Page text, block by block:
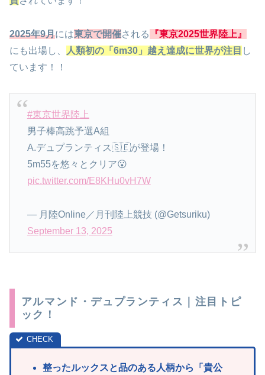
2025年9月には東京で開催される
『東京2025世界陸上』
にも出場し、
人類初の「6m30」越え達成に世界が注目 し
ています！！
#東京世界陸上
男子棒高跳予選A組
A.デュプランティス🇸🇪が登場！
5m55を悠々とクリア😮
pic.twitter.com/E8KHu0vH7W
— 月陸Online／月刊陸上競技 (@Getsuriku)
September 13, 2025
アルマンド・デュプランティス｜注目トピ
ック！
整ったルックスと品のある人柄から「貴公